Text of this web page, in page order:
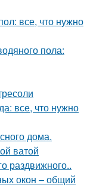
все, что нужно
пола:
все, что нужно
дома.
ватой
раздвижного..
окон – общий